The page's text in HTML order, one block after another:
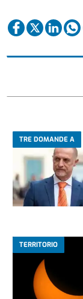
TRE DOMANDE A
TERRITORIO